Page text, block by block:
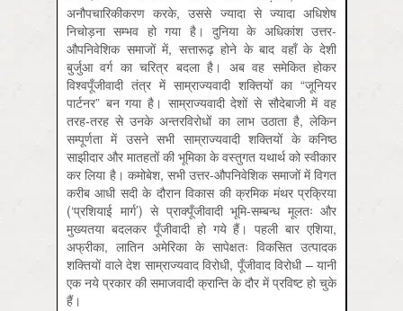
अनौपचारिकीकरण करके, उससे ज्यादा से ज्यादा अधिशेष
निचोड़ना सम्भव हो गया है। दुनिया के अधिकांश उत्तर-
औपनिवेशिक समाजों में, सत्तारूढ़ होने के बाद वहाँ के देशी
बुर्जुआ वर्ग का चरित्र बदला है। अब वह समेकित होकर
विश्वपूँजीवादी तंत्र में साम्राज्यवादी शक्तियों का “जूनियर
पार्टनर” बन गया है। साम्राज्यवादी देशों से सौदेबाजी में वह
तरह-तरह से उनके अन्तरविरोधों का लाभ उठाता है, लेकिन
सम्पूर्णता में उसने सभी साम्राज्यवादी शक्तियों के कनिष्ठ
साझीदार और मातहतों की भूमिका के वस्तुगत यथार्थ को स्वीकार
कर लिया है। कमोबेश, सभी उत्तर-औपनिवेशिक समाजों में विगत
करीब आधी सदी के दौरान विकास की क्रमिक मंथर प्रक्रिया
(‘प्रशियाई मार्ग’) से प्राक्पूँजीवादी भूमि-सम्बन्ध मूलतः और
मुख्यतया बदलकर पूँजीवादी हो गये हैं। पहली बार एशिया,
अफ्रीका, लातिन अमेरिका के सापेक्षतः विकसित उत्पादक
शक्तियों वाले देश साम्राज्यवाद विरोधी, पूँजीवाद विरोधी – यानी
एक नये प्रकार की समाजवादी क्रान्ति के दौर में प्रविष्ट हो चुके
हैं।